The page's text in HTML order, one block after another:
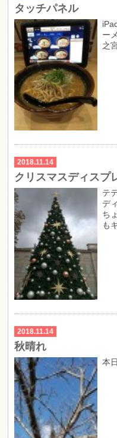
タッチパネル
ー
之
2018.11.14
クリスマスディスプ
テ
デ
ち
も
2018.11.14
秋晴れ
本